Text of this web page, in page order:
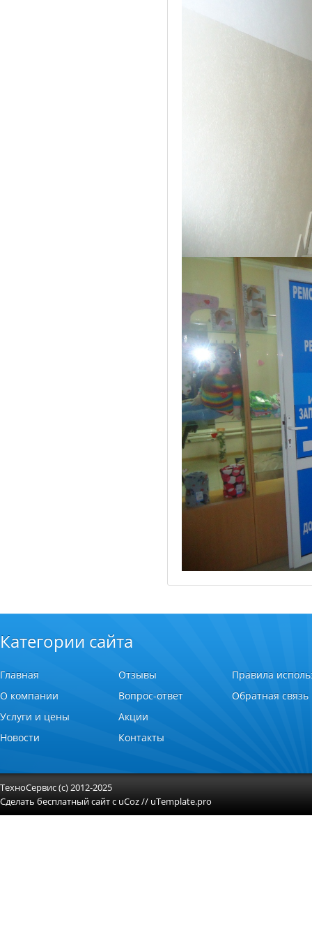
Категории сайта
Главная
О компании
Услуги и цены
Новости
Отзывы
Вопрос-ответ
Акции
Контакты
Правила
Обратная связь
ТехноСервис (с) 2012-2025
Сделать бесплатный сайтс uCoz// uTemplate.pro